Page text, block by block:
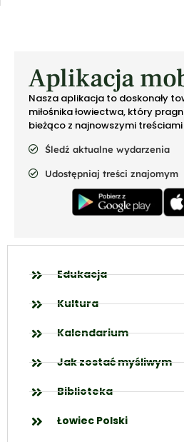
Aplikacja
Nasza aplikacja to doskonały
miłośnika łowiectwa, który
bieżąco z najnowszymi
Śledź aktualne wydarzenia
Udostępniaj treści znajomym
Edukacja
Kultura
Kalendarium
Jak zostać myśliwym
Biblioteka
Łowiec Polski